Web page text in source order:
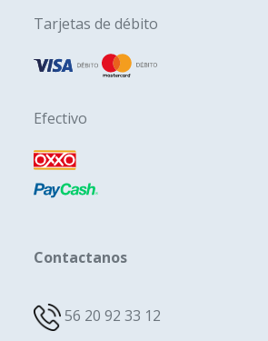
Tarjetas de débito
Efectivo
Contactanos
56 20 92 33 12